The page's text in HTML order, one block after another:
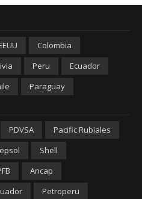
Colombia
Peru
Ecuador
Paraguay
PDVSA
Pacific Rubiales
Shell
Ancap
Petroperu